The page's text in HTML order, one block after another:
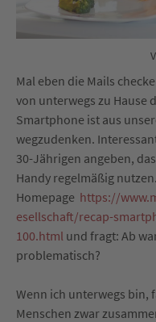
Mal eben die Mails
von unterwegs zu Hause
Smartphone ist aus
wegzudenken.
30-Jährigen angeben,
Handy regelmäßig
Homepage https://
esellschaft/recap-
100.html und fragt: Ab
problematisch?
Wenn ich unterwegs bin,
Menschen zwar